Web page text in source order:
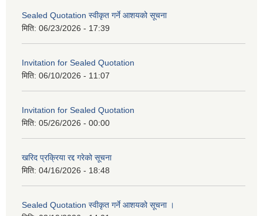
Sealed Quotation स्वीकृत गर्ने आशयको सूचना
मिति: 06/23/2026 - 17:39
Invitation for Sealed Quotation
मिति: 06/10/2026 - 11:07
Invitation for Sealed Quotation
मिति: 05/26/2026 - 00:00
खरिद प्रक्रिया रद्द गरेको सूचना
मिति: 04/16/2026 - 18:48
Sealed Quotation स्वीकृत गर्ने आशयको सूचना ।